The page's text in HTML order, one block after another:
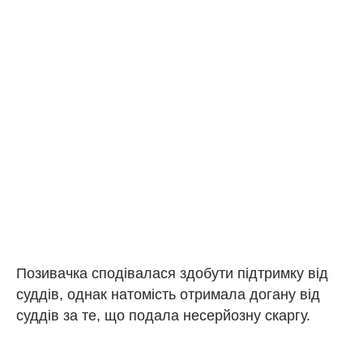
Позивачка сподівалася здобути підтримку від
суддів, однак натомість отримала догану від
суддів за те, що подала несерйозну скаргу.